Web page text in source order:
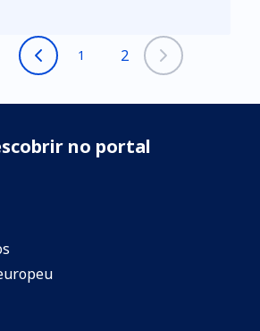
1 2
no portal